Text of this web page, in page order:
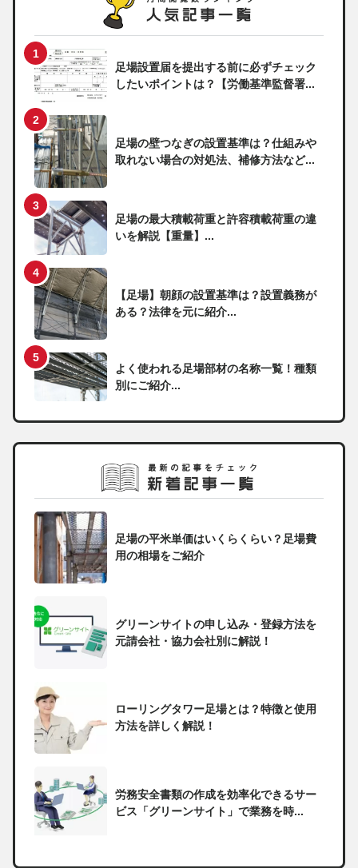
足場設置届を提出する前に必ずチェック
したいポイントは？【労働基準監督署...
足場の壁つなぎの設置基準は？仕組みや
取れない場合の対処法、補修方法など...
足場の最大積載荷重と許容積載荷重の違
いを解説【重量】...
【足場】朝顔の設置基準は？設置義務が
ある？法律を元に紹介...
よく使われる足場部材の名称一覧！種類
別にご紹介...
足場の平米単価はいくらくらい？足場費
用の相場をご紹介
グリーンサイトの申し込み・登録方法を
元請会社・協力会社別に解説！
ローリングタワー足場とは？特徴と使用
方法を詳しく解説！
労務安全書類の作成を効率化できるサー
ビス「グリーンサイト」で業務を時...